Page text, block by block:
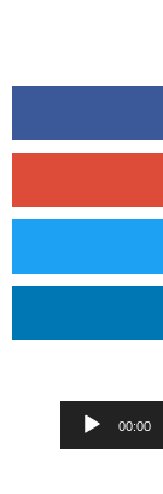
00:00